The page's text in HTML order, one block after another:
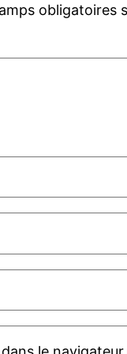
obligatoires